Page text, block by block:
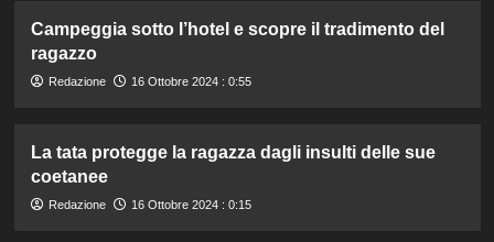
Campeggia sotto l’hotel e scopre il tradimento del
ragazzo
Redazione 16 Ottobre 2024 : 0:55
La tata protegge la ragazza dagli insulti delle sue
coetanee
Redazione 16 Ottobre 2024 : 0:15